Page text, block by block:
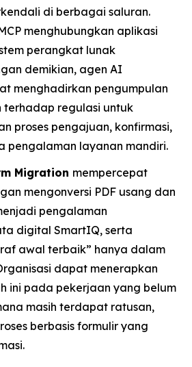
di berbagai saluran.
menghubungkan aplikasi
perangkat lunak
demikian, agen AI
menghadirkan pengumpulan
regulasi untuk
proses pengajuan, konfirmasi,
pengalaman layanan mandiri.
Migration mempercepat
mengonversi PDF usang dan
pengalaman
digital SmartIQ, serta
awal terbaik” hanya dalam
dapat menerapkan
ini pada pekerjaan yang belum
masih terdapat ratusan,
berbasis formulir yang